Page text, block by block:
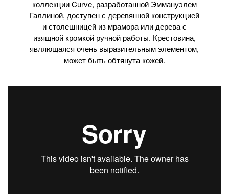
коллекции Curve, разработанной Эммануэлем
Галлиной, доступен с деревянной конструкцией
и столешницей из мрамора или дерева с
изящной кромкой ручной работы. Крестовина,
являющаяся очень выразительным элементом,
может быть обтянута кожей.